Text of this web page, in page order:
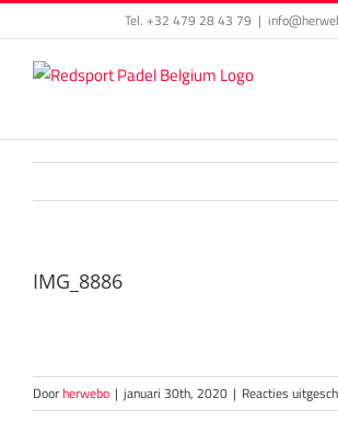
to
content
Tel. +32 479 28 43 79 |
IMG_8886
Doorherwebo | januari 30th, 2020 | Reacties